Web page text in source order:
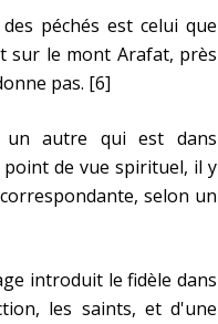
péchés est celui que
sur le mont Arafat, près
pas. [6]
autre qui est dans
de vue spirituel, il y
selon un
introduit le fidèle dans
les saints, et d'une